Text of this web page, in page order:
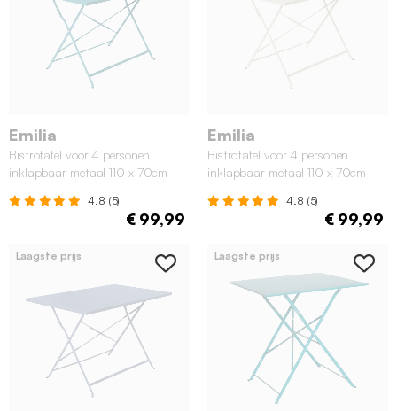
Emilia
Bistrotafel voor 4 personen
inklapbaar metaal 110 x 70cm
4.8 (5)
€ 99,99
Emilia
Bistrotafel voor 4 personen
inklapbaar metaal 110 x 70cm
4.8 (5)
€ 99,99
Laagste prijs Laagste prijs